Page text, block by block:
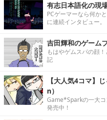
有志日本語化の現
PCゲーマーなら何か
に連続インタビュー。
吉田輝和のゲーム
もはやゲムスパの顔
記
【大人気4コマ】
n）
Game*Sparkの一大
発売中！